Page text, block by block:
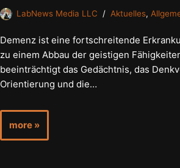
LabNews Media LLC Aktuelles,
Demenz ist eine fortschreitende
zu einem Abbau der geistigen
beeinträchtigt das Gedächtnis, das
Orientierung und die…
more »